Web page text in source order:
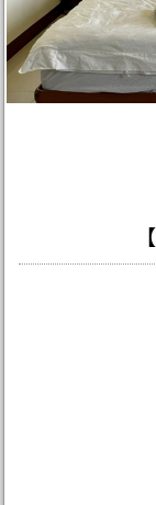
【